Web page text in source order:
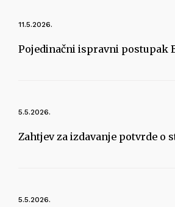
11.5.2026.
Pojedinačni ispravni postupak
5.5.2026.
Zahtjev za izdavanje potvrde o
5.5.2026.